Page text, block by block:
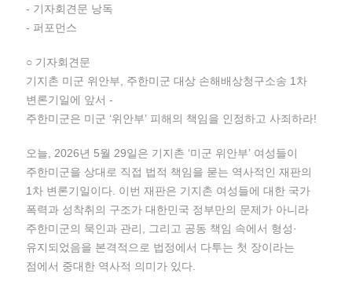
- 기자회견문 낭독
- 퍼포먼스
○ 기자회견문
기지촌 미군 위안부, 주한미군 대상 손해배상청구소송 1차
변론기일에 앞서 -
주한미군은 미군 ‘위안부’ 피해의 책임을 인정하고 사죄하라!
오늘, 2026년 5월 29일은 기지촌 ‘미군 위안부’ 여성들이
주한미군을 상대로 직접 법적 책임을 묻는 역사적인 재판의
1차 변론기일이다. 이번 재판은 기지촌 여성들에 대한 국가
폭력과 성착취의 구조가 대한민국 정부만의 문제가 아니라
주한미군의 묵인과 관리, 그리고 공동 책임 속에서 형성·
유지되었음을 본격적으로 법정에서 다투는 첫 장이라는
점에서 중대한 역사적 의미가 있다.